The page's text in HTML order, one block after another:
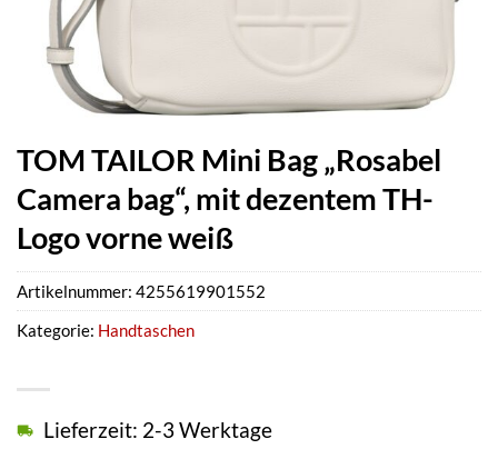
TOM TAILOR Mini Bag „Rosabel
Camera bag“, mit dezentem TH-
Logo vorne weiß
Lieferzeit: 2-3 Werktage
Artikelnummer: 4255619901552
Kategorie: Handtaschen